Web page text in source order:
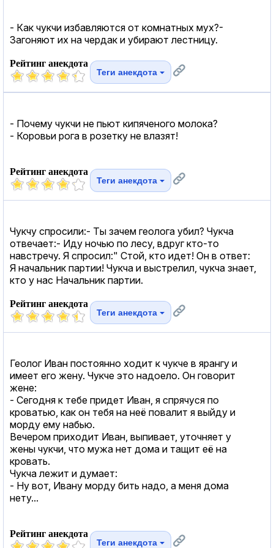
- Как чукчи избавляются от комнатных мух?-
Загоняют их на чердак и убирают лестницу.
Рейтинг анекдота
Теги анекдота
- Почему чукчи не пьют кипяченого молока?
- Коровьи рога в розетку не влазят!
Рейтинг анекдота
Теги анекдота
Чукчу спросили:- Ты зачем геолога убил? Чукча
отвечает:- Иду ночью по лесу, вдруг кто-то
навстречу. Я спросил:" Стой, кто идет! Он в ответ:
Я начальник партии! Чукча и выстрелил, чукча знает,
кто у нас Начальник партии.
Рейтинг анекдота
Теги анекдота
Геолог Иван постоянно ходит к чукче в ярангу и
имеет его жену. Чукче это надоело. Он говорит
жене:
- Сегодня к тебе придет Иван, я спрячуся по
кроватью, как он тебя на неё повалит я выйду и
морду ему набью.
Вечером приходит Иван, выпивает, уточняет у
жены чукчи, что мужа нет дома и тащит её на
кровать.
Чукча лежит и думает:
- Ну вот, Ивану морду бить надо, а меня дома
нету...
Рейтинг анекдота
Теги анекдота